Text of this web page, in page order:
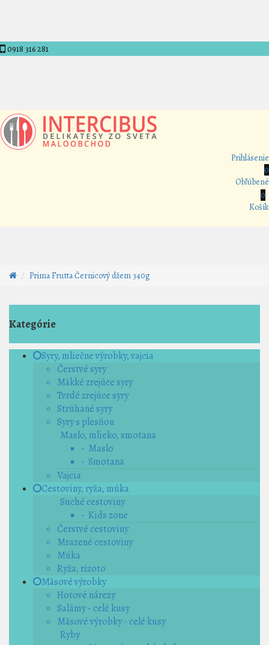
0918 316 281
Prihlásenie
0
Obľúbené
0
Košík
Prima Frutta Černicový džem 340g
Kategórie
Syry, mliečne výrobky, vajcia
Čerstvé syry
Mäkké zrejúce syry
Tvrdé zrejúce syry
Strúhané syry
Syry s plesňou
Maslo, mlieko, smotana
- Maslo
- Smotana
Vajcia
Cestoviny, ryža, múka
Suché cestoviny
- Kids zone
Čerstvé cestoviny
Mrazené cestoviny
Múka
Ryža, rizoto
Mäsové výrobky
Hotové nárezy
Salámy - celé kusy
Mäsové výrobky - celé kusy
Ryby